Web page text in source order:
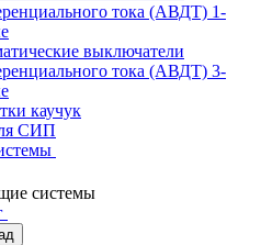
тока (АВДТ) 1-
выключатели
тока (АВДТ) 3-
каучук
СИП
системы